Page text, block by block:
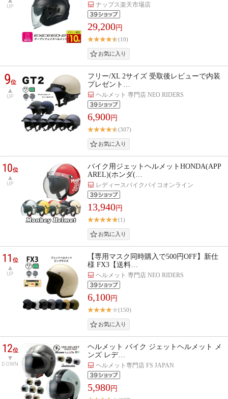
UP ナップス楽天市場店
29,200円
(10)
9位
UP
フリー/XL 2サイズ 受取後レビューで内装
プレゼント…
ヘルメット 専門店 NEO RIDERS
6,900円
(307)
10位
UP
バイク用ジェットヘルメットHONDA(APP
AREL)(ホンダ(…
レディースバイクバイコオンライン
13,940円
(1)
11位
UP
【専用マスク同時購入で500円OFF】新仕
様 FX3【送料…
ヘルメット 専門店 NEO RIDERS
6,100円
(150)
12位
DOWN
ヘルメット バイク ジェットヘルメット メ
ンズ レデ…
ヘルメット専門店 FS JAPAN
5,980円